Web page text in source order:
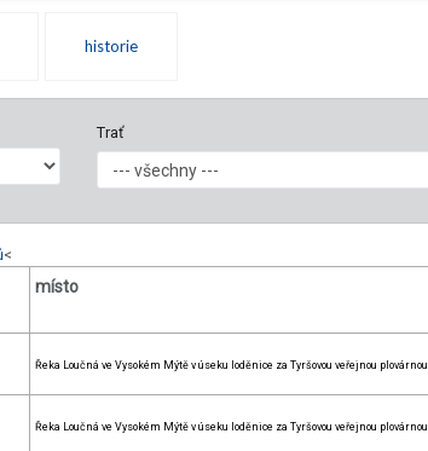
historie
Trať
<
místo
Řeka Loučná ve Vysokém Mýtě v úseku loděnice za Tyršovou veřejnou plovárnou
Řeka Loučná ve Vysokém Mýtě v úseku loděnice za Tyršovou veřejnou plovárnou